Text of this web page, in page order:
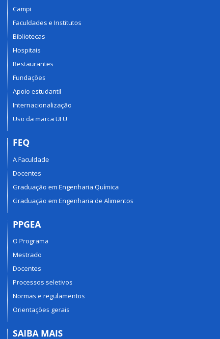
Campi
Faculdades e Institutos
Bibliotecas
Hospitais
Restaurantes
Fundações
Apoio estudantil
Internacionalização
Uso da marca UFU
FEQ
A Faculdade
Docentes
Graduação em Engenharia Química
Graduação em Engenharia de Alimentos
PPGEA
O Programa
Mestrado
Docentes
Processos seletivos
Normas e regulamentos
Orientações gerais
SAIBA MAIS